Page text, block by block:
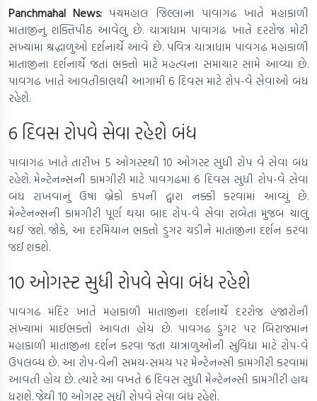
Panchmahal News:પંચમહાલ જિલ્લાના પાવાગઢ ખાતે મહાકાળી
માતાજીનું શક્તિપીઠ આવેલું છે. યાત્રાધામ પાવાગઢ ખાતે દરરોજ મોટી
સંખ્યામાં શ્રદ્ધાળુઓ દર્શનાર્થે આવે છે. પવિત્ર યાત્રાધામ પાવગઢ મહાકાળી
માતાજીના દર્શનાર્થે જતાં ભક્તો માટે મહત્વના સમાચાર સામે આવ્યા છે.
પાવગઢ ખાતે આવતીકાલથી આગામી 6 દિવસ માટે રોપ-વે સેવાઓ બંધ
રહેશે.
6 દિવસ રોપવે સેવા રહેશે બંધ
પાવાગઢ ખાતે તારીખ 5 ઓગસ્ટથી 10 ઓગસ્ટ સુધી રોપ વે સેવા બંધ
રહેશે. મેન્ટેનન્સની કામગીરી માટે પાવગઢમાં 6 દિવસ સુધી રોપ-વે સેવા
બંધ રાખવાનું ઉષા બ્રેકો કંપની દ્વારા નક્કી કરવામાં આવ્યું છે.
મેન્ટેનન્સની કામગીરી પૂર્ણ થયા બાદ રોપ-વે સેવા રાબેતા મુજબ ચાલું
થઈ જશે. જોકે, આ દરમિયાન ભક્તો ડુંગર ચડીને માતાજીના દર્શન કરવા
જઈ શકશે.
10 ઓગસ્ટ સુધી રોપવે સેવા બંધ રહેશે
પાવગઢ મંદિર ખાતે મહાકાળી માતાજીના દર્શનાર્થે દરરોજ હજારોની
સંખ્યામાં માઈભક્તો આવતા હોય છે. પાવગઢ ડુંગર પર બિરાજમાન
મહાકાળી માતાજીના દર્શન કરવા જતા યાત્રાળુઓની સુવિધા માટે રોપ-વે
ઉપલબ્ધ છે. આ રોપ-વેની સમય-સમય પર મેન્ટેનન્સી કામગીરી કરવામાં
આવતી હોય છે. ત્યારે આ વખતે 6 દિવસ સુધી મેન્ટેનન્સી કામગીરી હાથ
ધરાશે. જેથી 10 ઓગસ્ટ સુધી રોપવે સેવા બંધ રહેશે.